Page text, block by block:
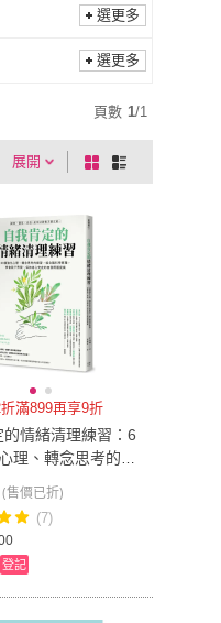
選更多
選更多
頁數 1/1
展開
棋
盤
列
滿899再享9折
的情緒清理練習：6
理、轉念思考的練
科學原理 學會設下
(售價已折)
(7)
登記